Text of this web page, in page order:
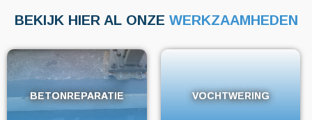
BEKIJK HIER AL ONZE WERKZAAMHEDEN
BETONREPARATIE
BETONREPARATIE VOCHTWERING
VOCHTWERING